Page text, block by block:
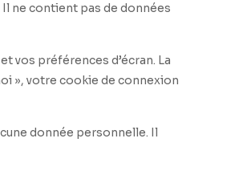
ne contient pas de données
vos préférences d’écran. La
», votre cookie de connexion
donnée personnelle. Il